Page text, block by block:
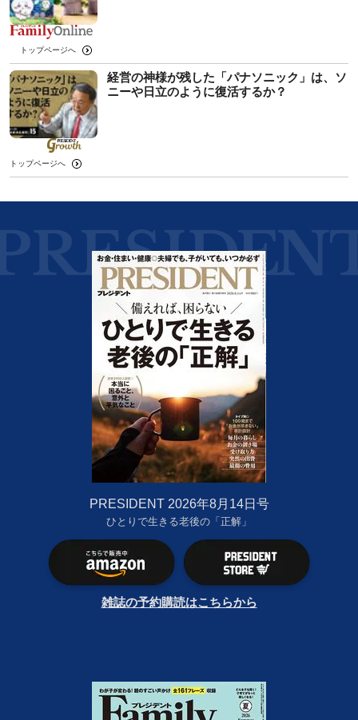
トップページへ
経営の神様が残した「パナソニック」は、ソ
ニーや日立のように復活するか？
トップページへ
PRESIDENT 2026年8月14日号
ひとりで生きる老後の「正解」
雑誌の予約購読はこちらから